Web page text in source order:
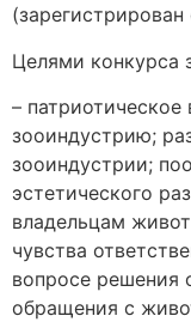
Целями конкурса
–
зооиндустрию;
зооиндустрии;
эстетического
владельцам
чувства
вопросе решения
обращения с